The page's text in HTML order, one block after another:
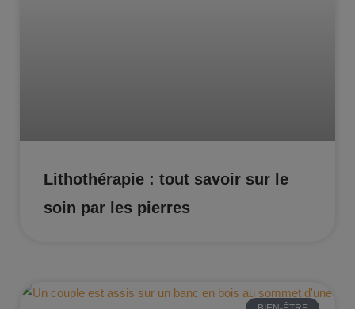
Lithothérapie : tout savoir sur le
soin par les pierres